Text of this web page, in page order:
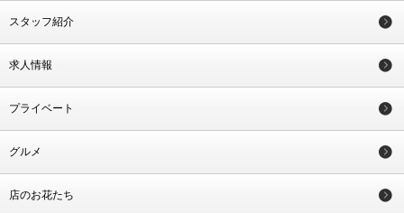
スタッフ紹介
求人情報
プライベート
グルメ
店のお花たち